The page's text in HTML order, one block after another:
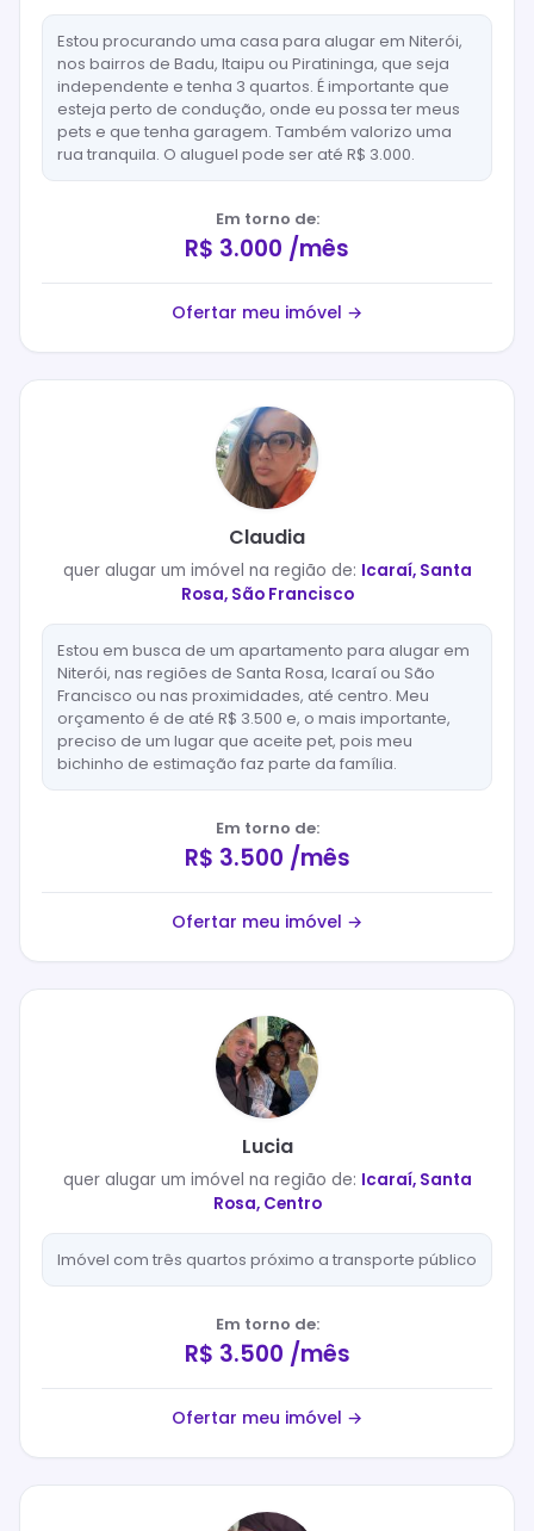
Estou procurando uma casa para alugar em Niterói,
nos bairros de Badu, Itaipu ou Piratininga, que seja
independente e tenha 3 quartos. É importante que
esteja perto de condução, onde eu possa ter meus
pets e que tenha garagem. Também valorizo uma
rua tranquila. O aluguel pode ser até R$ 3.000.
Em torno de:
R$ 3.000 /mês
Ofertar meu imóvel →
Claudia
quer alugarum imóvel na região de: Icaraí, Santa
Rosa, São Francisco
Estou em busca de um apartamento para alugar em
Niterói, nas regiões de Santa Rosa, Icaraí ou São
Francisco ou nas proximidades, até centro. Meu
orçamento é de até R$ 3.500 e, o mais importante,
preciso de um lugar que aceite pet, pois meu
bichinho de estimação faz parte da família.
Em torno de:
R$ 3.500 /mês
Ofertar meu imóvel →
Lucia
quer alugarum imóvel na região de: Icaraí, Santa
Rosa, Centro
Imóvel com três quartos próximo a transporte público
Em torno de:
R$ 3.500 /mês
Ofertar meu imóvel →